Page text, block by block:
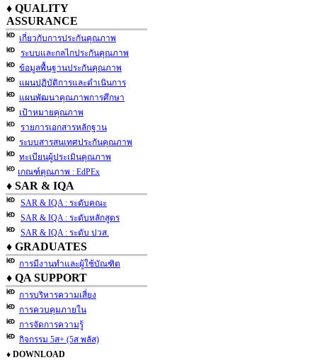
♦ QUALITY
ASSURANCE
เกี่ยวกับการประกันคุณภาพ
ระบบและกลไกประกันคุณภาพ
ข้อมูลพื้นฐานประกันคุณภาพ
แผนปฏิบัติการและดำเนินการ
แผนพัฒนาคุณภาพการศึกษา
เป้าหมายคุณภาพ
รายการเอกสารหลักฐาน
ระบบสารสนเทศประกันคุณภาพ
ทะเบียนผู้ประเมินคุณภาพ
เกณฑ์คุณภาพ : EdPEx
♦ SAR & IQA
SAR & IQA : ระดับคณะ
SAR & IQA : ระดับหลักสูตร
SAR & IQA : ระดับ ปวส.
♦ GRADUATES
การมีงานทำและผู้ใช้บัณฑิต
♦ QA SUPPORT
การบริหารความเสี่ยง
การควบคุมภายใน
การจัดการความรู้
กิจกรรม 5ส+ (5ส พลัส)
♦ DOWNLOAD